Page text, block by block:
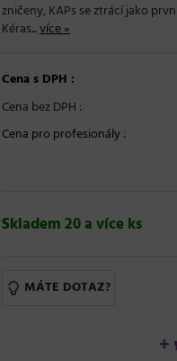
zničeny, KAPs se ztrácí jako
Kéras...více »
Cena s DPH :
Cena bez DPH :
Cena pro profesionály:
Skladem 20 a více ks
MÁTE DOTAZ?
+